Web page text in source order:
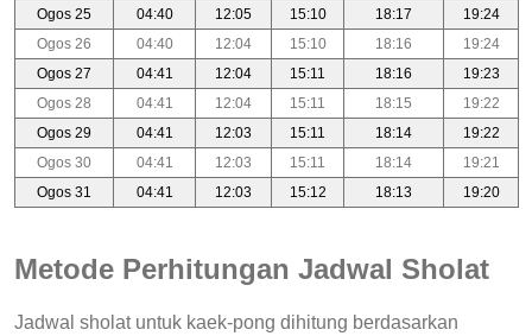
Ogos 25
04:40 12:05 15:10 18:17
19:24
Ogos 26
04:40 12:04 15:10 18:16
19:24
Ogos 27
04:41 12:04 15:11 18:16
19:23
Ogos 28
04:41 12:04 15:11 18:15
19:22
Ogos 29
04:41 12:03 15:11 18:14
19:22
Ogos 30
04:41 12:03 15:11 18:14
19:21
Ogos 31
04:41 12:03 15:12 18:13 19:20
Metode Perhitungan Jadwal Sholat
Jadwal sholat untuk kaek-pong dihitung berdasarkan